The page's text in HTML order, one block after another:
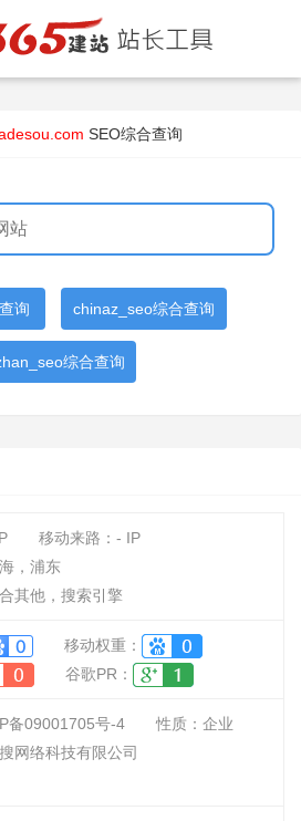
SEO综合查询
询 chinaz_seo综合查询
综合查询
移动来路： - IP
，浦东
其他，搜索引擎
移动权重：
谷歌PR：
备09001705号-4 性质： 企业
搜网络科技有限公司